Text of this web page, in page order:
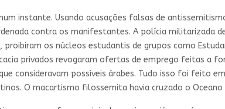
instante. Usando acusações falsas de
contra os manifestantes. A polícia militarizada
os núcleos estudantis de grupos como
privados revogaram ofertas de emprego feitas a
consideravam possíveis árabes. Tudo isso foi feito
O macartismo filossemita havia cruzado o